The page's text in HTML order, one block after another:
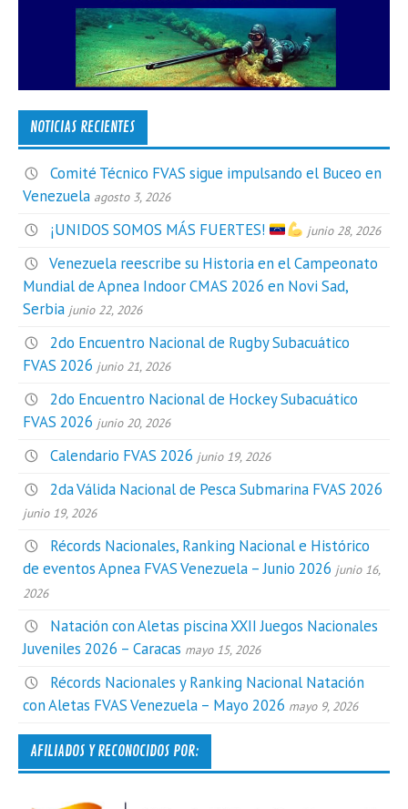
NOTICIAS RECIENTES
Comité Técnico FVAS sigue impulsando el Buceo en
Venezuela agosto 3, 2026
¡UNIDOS SOMOS MÁS FUERTES! junio 28, 2026
Venezuela reescribe su Historia en el Campeonato
Mundial de Apnea Indoor CMAS 2026 en Novi Sad,
Serbia junio 22, 2026
2do Encuentro Nacional de Rugby Subacuático
FVAS 2026 junio 21, 2026
2do Encuentro Nacional de Hockey Subacuático
FVAS 2026 junio 20, 2026
Calendario FVAS 2026 junio 19, 2026
2da Válida Nacional de Pesca Submarina FVAS 2026
junio 19, 2026
Récords Nacionales, Ranking Nacional e Histórico
de eventos Apnea FVAS Venezuela – Junio 2026 junio 16,
2026
Natación con Aletas piscina XXII Juegos Nacionales
Juveniles 2026 – Caracas mayo 15, 2026
Récords Nacionales y Ranking Nacional Natación
con Aletas FVAS Venezuela – Mayo 2026 mayo 9, 2026
AFILIADOS Y RECONOCIDOS POR: